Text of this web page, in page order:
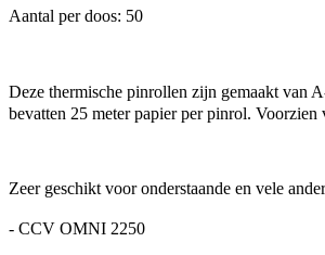
Aantal per doos: 50
Deze thermische pinrollen zijn gemaakt van
bevatten 25 meter papier per pinrol. Voorzien
Zeer geschikt voor onderstaande en vele
- CCV OMNI 2250